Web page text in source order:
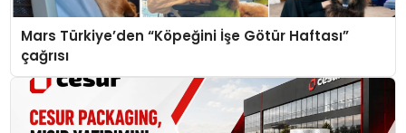
Mars Türkiye’den “Köpeğini İşe Götür Haftası”
çağrısı